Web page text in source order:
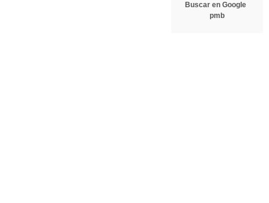
Buscar en Google
pmb